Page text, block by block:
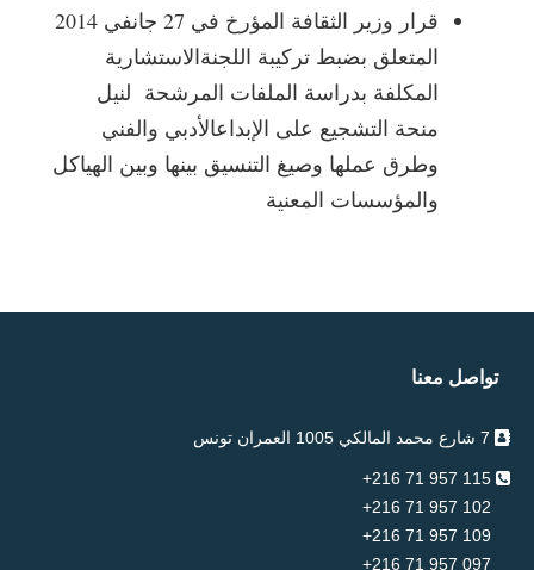
قرار وزير الثقافة المؤرخ في 27 جانفي 2014
المتعلق بضبط تركيبة اللجنةالاستشارية
المكلفة بدراسة الملفات المرشحة لنيل
منحة التشجيع على الإبداعالأدبي والفني
وطرق عملها وصيغ التنسيق بينها وبين الهياكل
والمؤسسات المعنية
تواصل معنا